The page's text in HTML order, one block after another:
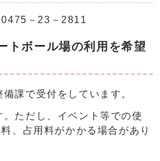
0475－23－2811
トボール場の利用を希望
課で受付をしています。
ただし、イベント等での使
、占用料がかかる場合があり